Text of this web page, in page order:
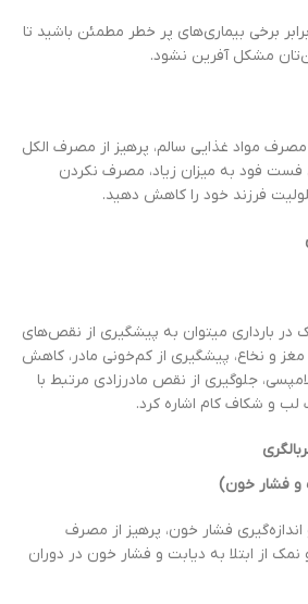
برخی بیماری‌های پر خطر مطمئن باشید تا
مشکل آفرین نشود.
مصرف مواد غذایی سالم، پرهیز از مصرف الکل
فست فود به میزان زیاد، مصرف نکردن
فرزند خود را کاهش دهید.
در بارداری میتوان به پیشگیری از نقص‌های
و نخاع، پیشگیری از کم‌خونی مادر، کاهش
جلوگیری از نقص مادرزادی مرتبط با
و شکاف کام اشاره کرد.
و فشار خون)
فشار خون، پرهیز از مصرف
از ابتلا به دیابت و فشار خون در دوران